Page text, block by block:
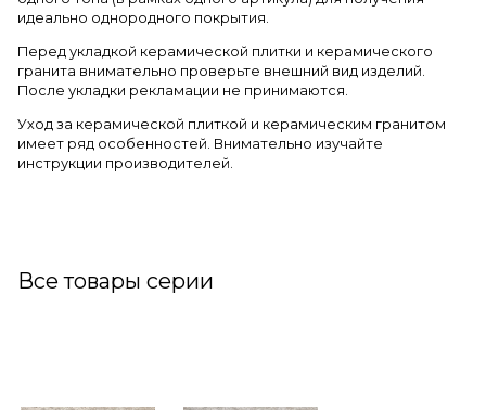
идеально однородного покрытия.
Перед укладкой керамической плитки и керамического
гранита внимательно проверьте внешний вид изделий.
После укладки рекламации не принимаются.
Уход за керамической плиткой и керамическим гранитом
имеет ряд особенностей. Внимательно изучайте
инструкции производителей.
Все товары серии